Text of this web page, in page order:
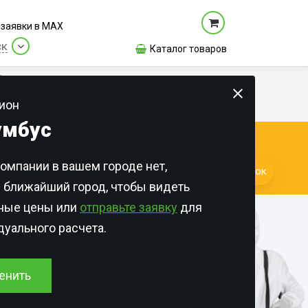
в МАХ
в вашем городе нет,
ближайший город, чтобы видеть
цены или отправьте заявку для
расчета.
Каталог товаров
и
Квартиры
Общежития
Дома и участки
Для Организаций
Онлайн-оплата
Лицензии и сертификаты
Отзывы
ДЕНЬ!Заказать звонок